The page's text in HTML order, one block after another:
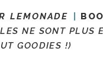
LEMONADE
NE SONT PLUS
GOODIES !)